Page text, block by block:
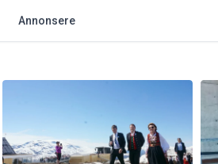
Annonsere